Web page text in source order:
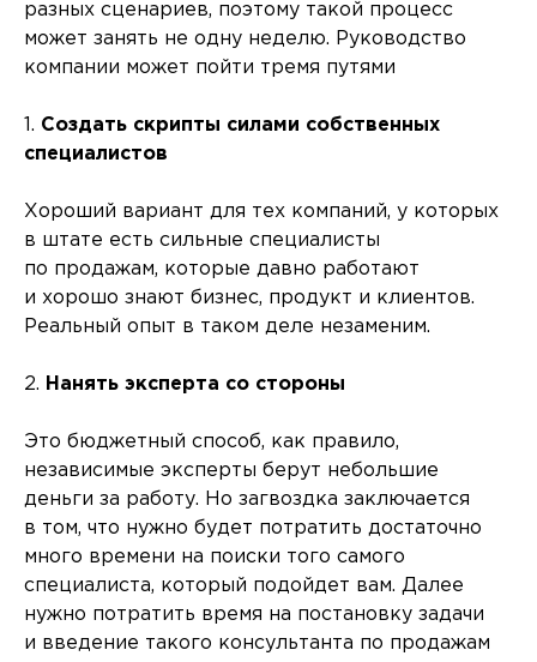
разных сценариев, поэтому такой процесс
может занять не одну неделю. Руководство
компании может пойти тремя путями
1. Создать скрипты силами собственных
специалистов
Хороший вариант для тех компаний, у которых
в штате есть сильные специалисты
по продажам, которые давно работают
и хорошо знают бизнес, продукт и клиентов.
Реальный опыт в таком деле незаменим.
2. Нанять эксперта со стороны
Это бюджетный способ, как правило,
независимые эксперты берут небольшие
деньги за работу. Но загвоздка заключается
в том, что нужно будет потратить достаточно
много времени на поиски того самого
специалиста, который подойдет вам. Далее
нужно потратить время на постановку задачи
и введение такого консультанта по продажам